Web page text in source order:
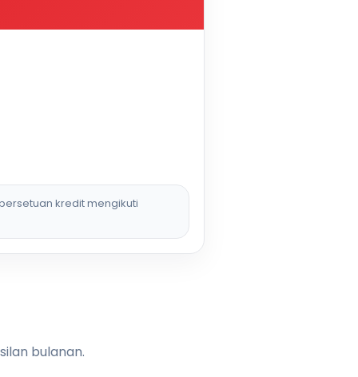
kredit mengikuti
bulanan.